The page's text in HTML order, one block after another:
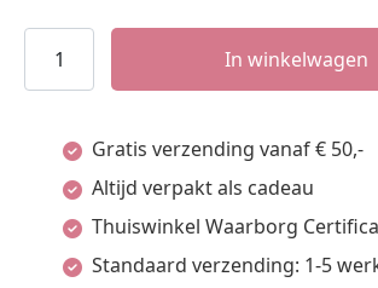
Hanger
Kruis
Geelgoud
aantal
In winkelwagen
Gratis verzending vanaf € 50,-
Altijd verpakt als cadeau
Thuiswinkel Waarborg
Standaard verzending: 1-5